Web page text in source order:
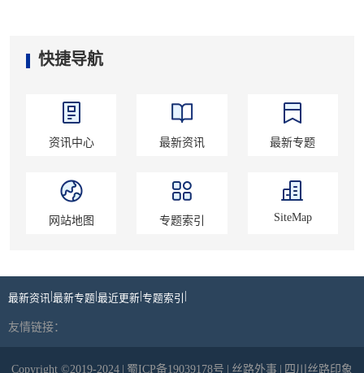
快捷导航
资讯中心 最新资讯 最新专题
网站地图 专题索引 SiteMap
最新资讯 最新专题 最近更新 专题索引
友情链接：
Copyright ©2019-2024 蜀ICP备19039178号 丝路外事 四川丝路印象